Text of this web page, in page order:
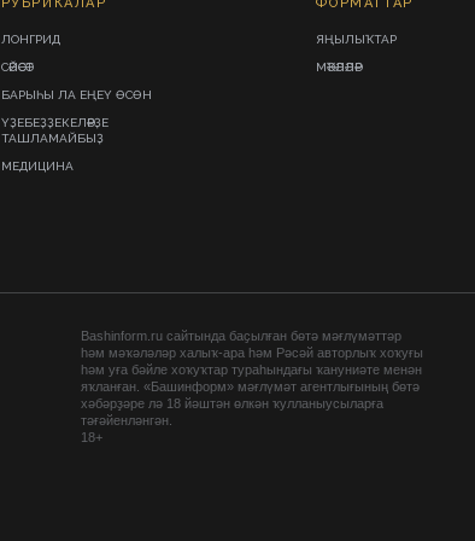
ЛОНГРИД
СӘЙӘСӘТ
БАРЫҺЫ ЛА ЕҢЕҮ ӨСӨН
ҮҘЕБЕҘҘЕКЕЛӘРҘЕ
ТАШЛАМАЙБЫҘ
МЕДИЦИНА
ЯҢЫЛЫҠТАР
МӘҠӘЛӘЛӘР
Bashinform.ru сайтында баҫылған бөтә мәғлүмәттәр
һәм мәҡәләләр халыҡ-ара һәм Рәсәй авторлыҡ хоҡуғы
һәм уға бәйле хоҡуҡтар тураһындағы ҡануниәте менән
яҡланған. «Башинформ» мәғлүмәт агентлығының бөтә
хәбәрҙәре лә 18 йәштән өлкән ҡулланыусыларға
тәғәйенләнгән.
18+